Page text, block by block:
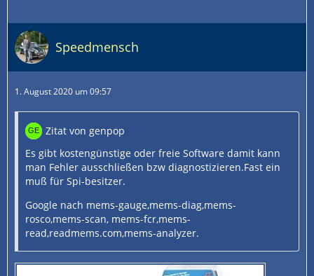
Speedmensch
1. August 2020 um 09:57
Zitat von genpop
Es gibt kostengünstige oder freie Software damit kann
man Fehler ausschließen bzw diagnostizieren.Fast ein
muß für Spi-besitzer.
Google nach mems-gauge,mems-diag,mems-
rosco,mems-scan, mems-fcr,mems-
read,readmems.com,mems-analyzer.